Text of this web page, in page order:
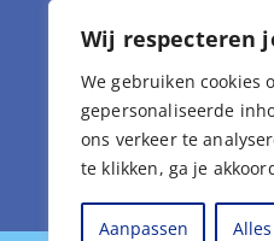
Wij respecteren
We gebruiken cookies
gepersonaliseerde
ons verkeer te
te klikken, ga je
Aanpassen